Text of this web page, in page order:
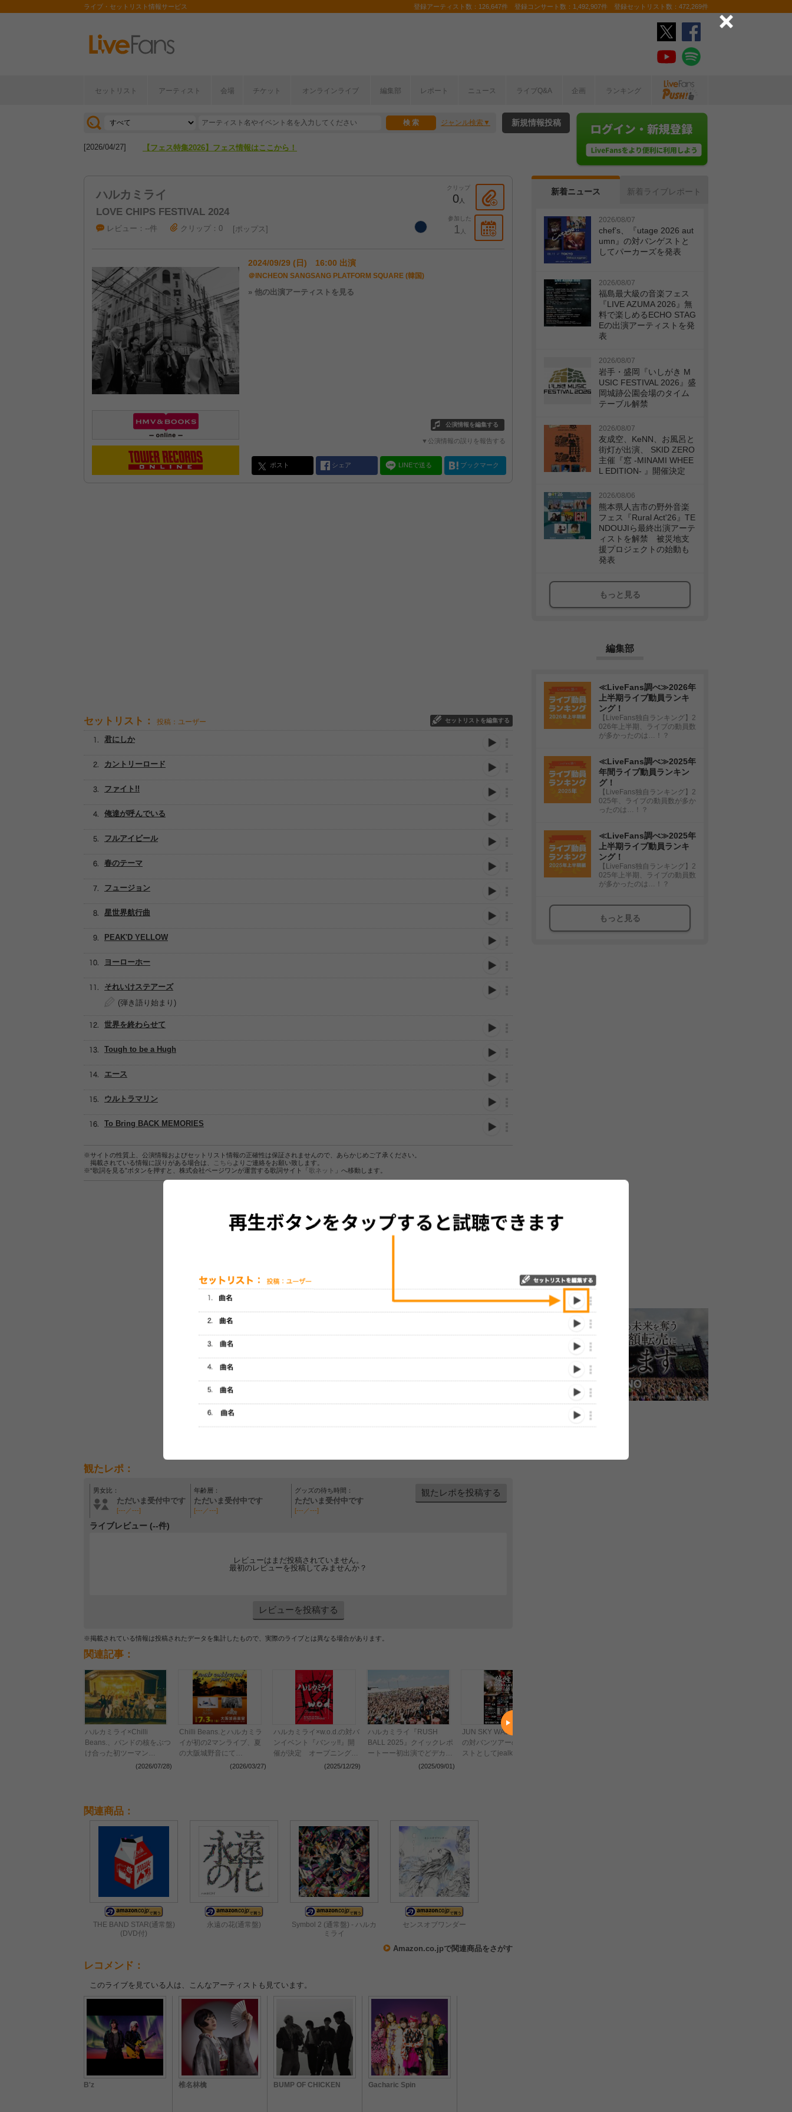
ライブ・セットリスト情報サービス 登録アーティスト数：126,647件 登録コンサート数：1,492,907件 登録セットリスト数：472,269件
セットリスト アーティスト 会場 チケット オンラインライブ 編集部 レポート ニュース ライブQ&A 企画 ランキング
ジャンル検索
[2026/07/28] 【ライブ動員ランキング】2026年上半期編発表！
[2026/04/27] 【フェス特集2026】フェス情報はここから！
新規情報投稿
ハルカミライ
LOVE CHIPS FESTIVAL 2024
クリップ
0人
参加した
1 人
レビュー：--件 クリップ：0 ポップス
2024/09/29 (日) 16:00 出演
＠INCHEON SANGSANG PLATFORM SQUARE (韓国)
» 他の出演アーティストを見る
公演情報を編集する
▼公演情報の誤りを報告する
ポスト シェア LINEで送る ブックマーク
セットリスト： 投稿：ユーザー セットリストを編集する
春のテーマ
PEAK'D YELLOW
俺達が呼んでいる
ファイト!!
フルアイビール
君にしか
フュージョン
星世界航行曲
カントリーロード
ヨーローホー
それいけステアーズ
(弾き語り始まり)
世界を終わらせて
Tough to be a Hugh
エース
ウルトラマリン
To Bring BACK MEMORIES
※サイトの性質上、公演情報およびセットリスト情報の正確性は保証されませんので、あらかじめご了承ください。
掲載されている情報に誤りがある場合は、
こちら よりご連絡をお願い致します。
※“歌詞を見る”ボタンを押すと、株式会社ページワンが運営する歌詞サイト「歌ネット 」へ移動します。
観たレポ：
男女比：
ただいま受付中です
[---／---]
年齢層：
ただいま受付中です
[---／---]
グッズの待ち時間：
ただいま受付中です
[---／---]
観たレポを投稿する
ライブレビュー (--件)
レビューはまだ投稿されていません。
最初のレビューを投稿してみませんか？
レビューを投稿する
※掲載されている情報は投稿されたデータを集計したもので、実際のライブとは異なる場合があります。
関連記事：
ハルカミライ×Chilli
Beans.、バンドの核をぶつ
け合った初ツーマン
『SOUND CONNECTION
(2026/07/28)
Chilli Beans.とハルカミラ
イが初の2マンライブ、夏
の大阪城野音にて
『SOUND CONNECTION
(2026/03/27)
ハルカミライ×w.o.d.の対バ
ンイベント『バンッ!!』開
催が決定 オープニングア
クトにgraing hunnyが登場
(2025/12/29)
ハルカミライ『RUSH
BALL 2025』クイックレポ
ートーー初出演でどデカく
刻み付けた君と4人の物語
(2025/09/01)
JUN SKY WALKER(S) 初
の対バンツアーの第二弾ゲ
ストとしてjealkb、THE
関連商品：
THE BAND STAR(通常盤)
(DVD付)
永遠の花(通常盤)
Symbol 2 (通常盤) - ハルカ
ミライ
センスオブワンダー
Amazon.co.jpで関連商品をさがす
レコメンド：
このライブを見ている人は、こんなアーティストも見ています。
B'z 椎名林檎 BUMP OF CHICKEN Gacharic Spin
新着ニュース 新着ライブレポート
2026/08/07
chef’s、『utage 2026 aut
umn』の対バンゲストと
してパーカーズを発表
2026/08/07
福島最大級の音楽フェス
『LIVE AZUMA 2026』無
料で楽しめるECHO STAG
Eの出演アーティストを発
表
2026/08/07
岩手・盛岡『いしがき M
USIC FESTIVAL 2026』盛
岡城跡公園会場のタイム
テーブル解禁
2026/08/07
友成空、KeNN、お風呂と
街灯が出演、 SKID ZERO
主催『窓 -MINAMI WHEE
L EDITION- 』開催決定
2026/08/06
熊本県人吉市の野外音楽
フェス『Rural Act'26』TE
NDOUJIら最終出演アーテ
ィストを解禁 被災地支
援プロジェクトの始動も
発表
もっと見る
編集部
≪LiveFans調べ≫2026年
上半期ライブ動員ランキ
ング！
【LiveFans独自ランキング】2
026年上半期、ライブの動員数
が多かったのは…！？
≪LiveFans調べ≫2025年
年間ライブ動員ランキン
グ！
【LiveFans独自ランキング】2
025年、ライブの動員数が多か
ったのは…！？
≪LiveFans調べ≫2025年
上半期ライブ動員ランキ
ング！
【LiveFans独自ランキング】2
025年上半期、ライブの動員数
が多かったのは…！？
もっと見る